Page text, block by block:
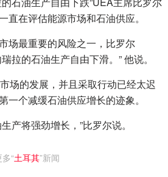
直在评估能源市场和石油供应。
场最重要的风险之一，比罗尔
拉的石油生产自由下滑。” 他说。
场的发展，并且采取行动已经太迟
一个减缓石油供应增长的迹象。
产将强劲增长，”比罗尔说。
“土耳其”新闻